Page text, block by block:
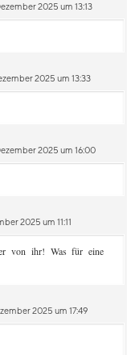
2025 um 13:13
2025 um 13:33
2025 um 16:00
2025 um 11:11
von ihr! Was für eine
2025 um 17:49